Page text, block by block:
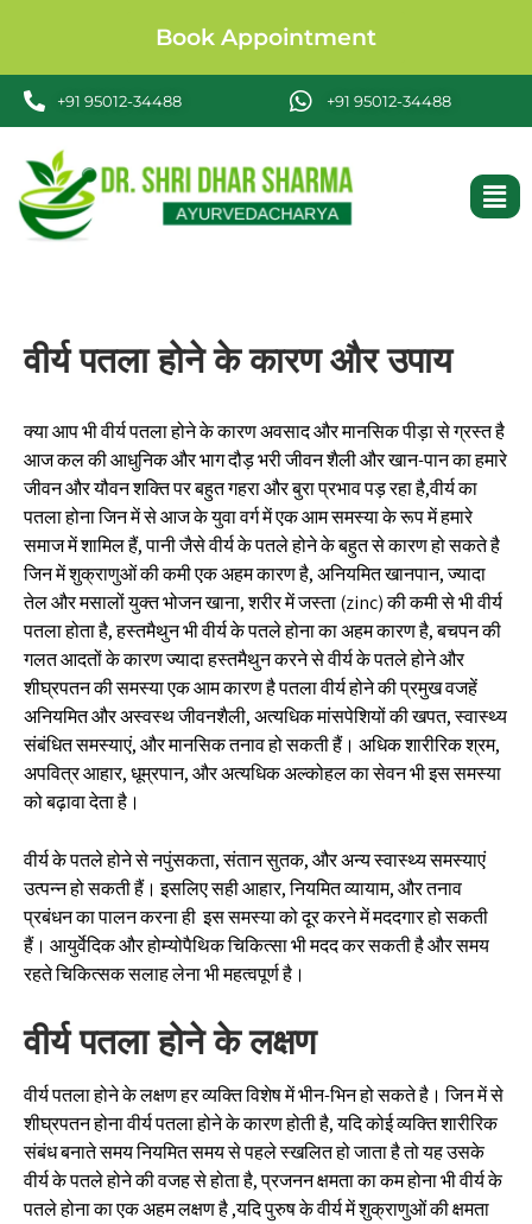
Book Appointment
+91 95012-34488 +91 95012-34488
वीर्य पतला होने के कारण और उपाय
क्या आप भी वीर्य पतला होने के कारण अवसाद और मानसिक पीड़ा से ग्रस्त है
आज कल की आधुनिक और भाग दौड़ भरी जीवन शैली और खान-पान का हमारे
जीवन और यौवन शक्ति पर बहुत गहरा और बुरा प्रभाव पड़ रहा है,वीर्य का
पतला होना जिन में से आज के युवा वर्ग में एक आम समस्या के रूप में हमारे
समाज में शामिल हैं, पानी जैसे वीर्य के पतले होने के बहुत से कारण हो सकते है
जिन में शुक्राणुओं की कमी एक अहम कारण है, अनियमित खानपान, ज्यादा
तेल और मसालों युक्त भोजन खाना, शरीर में जस्ता (zinc) की कमी से भी वीर्य
पतला होता है, हस्तमैथुन भी वीर्य के पतले होना का अहम कारण है, बचपन की
गलत आदतों के कारण ज्यादा हस्तमैथुन करने से वीर्य के पतले होने और
शीघ्रपतन की समस्या एक आम कारण है पतला वीर्य होने की प्रमुख वजहें
अनियमित और अस्वस्थ जीवनशैली, अत्यधिक मांसपेशियों की खपत, स्वास्थ्य
संबंधित समस्याएं, और मानसिक तनाव हो सकती हैं। अधिक शारीरिक श्रम,
अपवित्र आहार, धूम्रपान, और अत्यधिक अल्कोहल का सेवन भी इस समस्या
को बढ़ावा देता है।
वीर्य के पतले होने से नपुंसकता, संतान सुतक, और अन्य स्वास्थ्य समस्याएं
उत्पन्न हो सकती हैं। इसलिए सही आहार, नियमित व्यायाम, और तनाव
प्रबंधन का पालन करना ही इस समस्या को दूर करने में मददगार हो सकती
हैं। आयुर्वेदिक और होम्योपैथिक चिकित्सा भी मदद कर सकती है और समय
रहते चिकित्सक सलाह लेना भी महत्वपूर्ण है।
वीर्य पतला होने के लक्षण
वीर्य पतला होने के लक्षण हर व्यक्ति विशेष में भीन-भिन हो सकते है। जिन में से
शीघ्रपतन होना वीर्य पतला होने के कारण होती है, यदि कोई व्यक्ति शारीरिक
संबंध बनाते समय नियमित समय से पहले स्खलित हो जाता है तो यह उसके
वीर्य के पतले होने की वजह से होता है, प्रजनन क्षमता का कम होना भी वीर्य के
पतले होना का एक अहम लक्षण है ,यदि पुरुष के वीर्य में शुक्राणुओं की क्षमता